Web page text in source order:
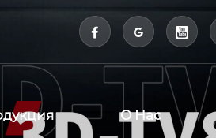
  
О Нас